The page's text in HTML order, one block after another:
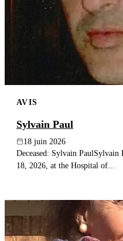
AVIS
Sylvain Paul
18 juin 2026
Deceased: Sylvain PaulSylvain
18, 2026, at the Hospital of...